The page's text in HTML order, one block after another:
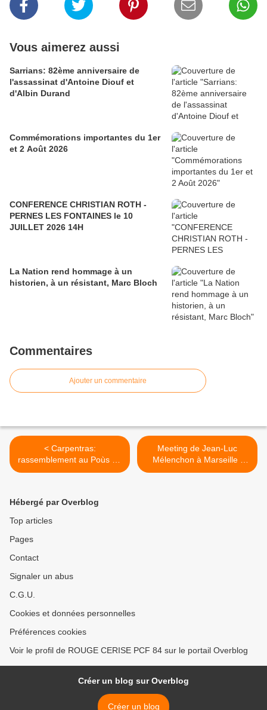
Vous aimerez aussi
Sarrians: 82ème anniversaire de
l'assassinat d'Antoine Diouf et
d'Albin Durand
Commémorations importantes du 1er
et 2 Août 2026
CONFERENCE CHRISTIAN ROTH -
PERNES LES FONTAINES le 10
JUILLET 2026 14H
La Nation rend hommage à un
historien, à un résistant, Marc Bloch
Commentaires
Ajouter un commentaire
< Carpentras:
rassemblement au Poùs du
Plan vendredi 23 Mars. Un
Meeting de Jean-Luc
Mélenchon à Marseille !
Inscrivez vous pour les cars
Hébergé par Overblog
Top articles
Pages
Contact
Signaler un abus
C.G.U.
Cookies et données personnelles
Préférences cookies
Voir le profil de ROUGE CERISE PCF 84 sur le portail Overblog
Créer un blog sur Overblog
Créer un blog